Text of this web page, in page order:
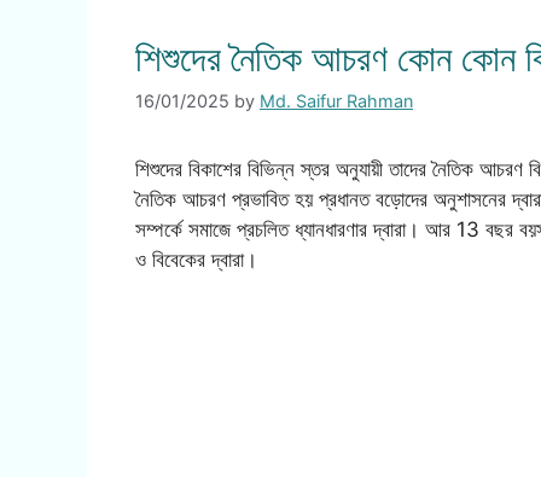
শিশুদের নৈতিক আচরণ কোন কোন
16/01/2025 by Md. Saifur Rahman
শিশুদের বিকাশের বিভিন্ন স্তর অনুযায়ী তাদের নৈতিক
নৈতিক আচরণ প্রভাবিত হয় প্রধানত বড়োদের অনুশাসনের
সম্পর্কে সমাজে প্রচলিত ধ্যানধারণার দ্বারা। আর 13 বছর
ও বিবেকের দ্বারা।